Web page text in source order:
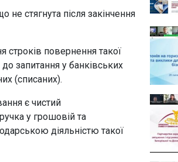
стягнута після закінчення
строків повернення такої
запитання у банківських
(списаних).
є чистий
у грошовій та
діяльністю такої